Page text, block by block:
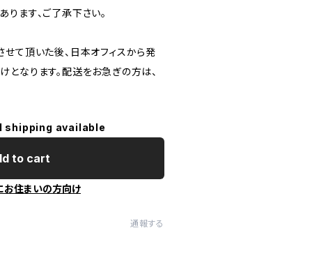
ます、ご了承下さい。
て頂いた後、日本オフィスから発
なります。配送をお急ぎの方は、
shipping available
to cart
お住まいの方向け
通報する